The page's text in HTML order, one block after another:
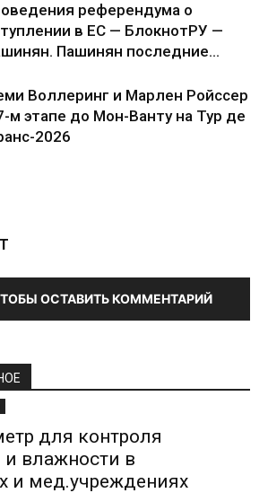
референдума о
в ЕС — БлокнотРУ —
Пашинян последние...
Воллеринг и Марлен Ройссер
м этапе до Мон-Ванту на Тур де
2026
ОСТАВИТЬ КОММЕНТАРИЙ
для контроля
и влажности в
и мед.учреждениях